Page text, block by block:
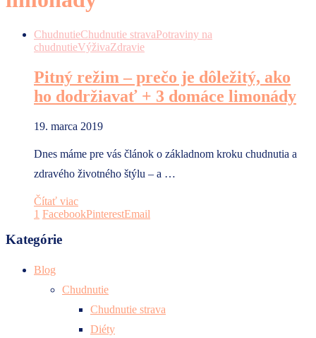
ChudnutieChudnutie stravaPotraviny na
chudnutieVýživaZdravie
Pitný režim – prečo je dôležitý, ako
ho dodržiavať + 3 domáce limonády
19. marca 2019
Dnes máme pre vás článok o základnom kroku chudnutia a
zdravého životného štýlu – a …
Čítať viac
1 FacebookPinterestEmail
Kategórie
Blog
Chudnutie
Chudnutie strava
Diéty